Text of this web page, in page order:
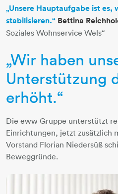
„Unsere Hauptaufgabe ist es,
stabilisieren.“ Bettina
Soziales Wohnservice Wels“
„Wir haben
Unterstützung
erhöht.“
Die eww Gruppe unterstützt
Einrichtungen, jetzt zusätzlich
Vorstand Florian Niedersüß
Beweggründe.